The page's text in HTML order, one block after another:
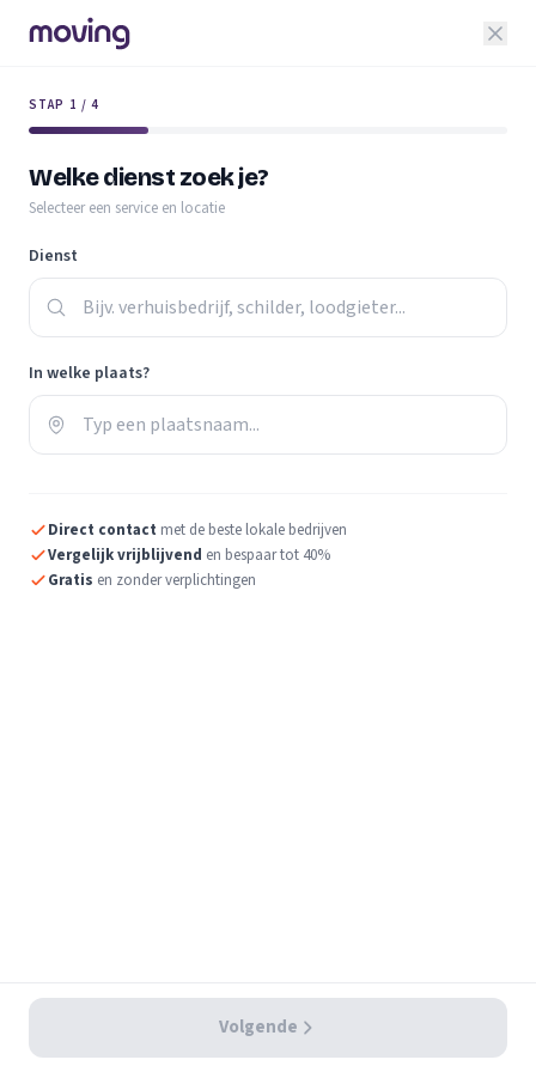
STAP 1 / 4
Welke dienst zoek je?
Selecteer een service en locatie
Dienst
In welke plaats?
Volgende
Direct contact met de beste lokale bedrijven
Vergelijk vrijblijvend en bespaar tot 40%
Gratis en zonder verplichtingen